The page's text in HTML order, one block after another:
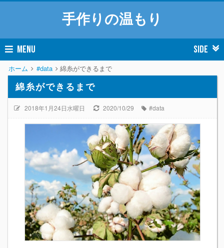
手作りの温もり
MENU SIDE
ホーム #data 綿糸ができるまで
綿糸ができるまで
2018年1月24日水曜日 2020/10/29 #data